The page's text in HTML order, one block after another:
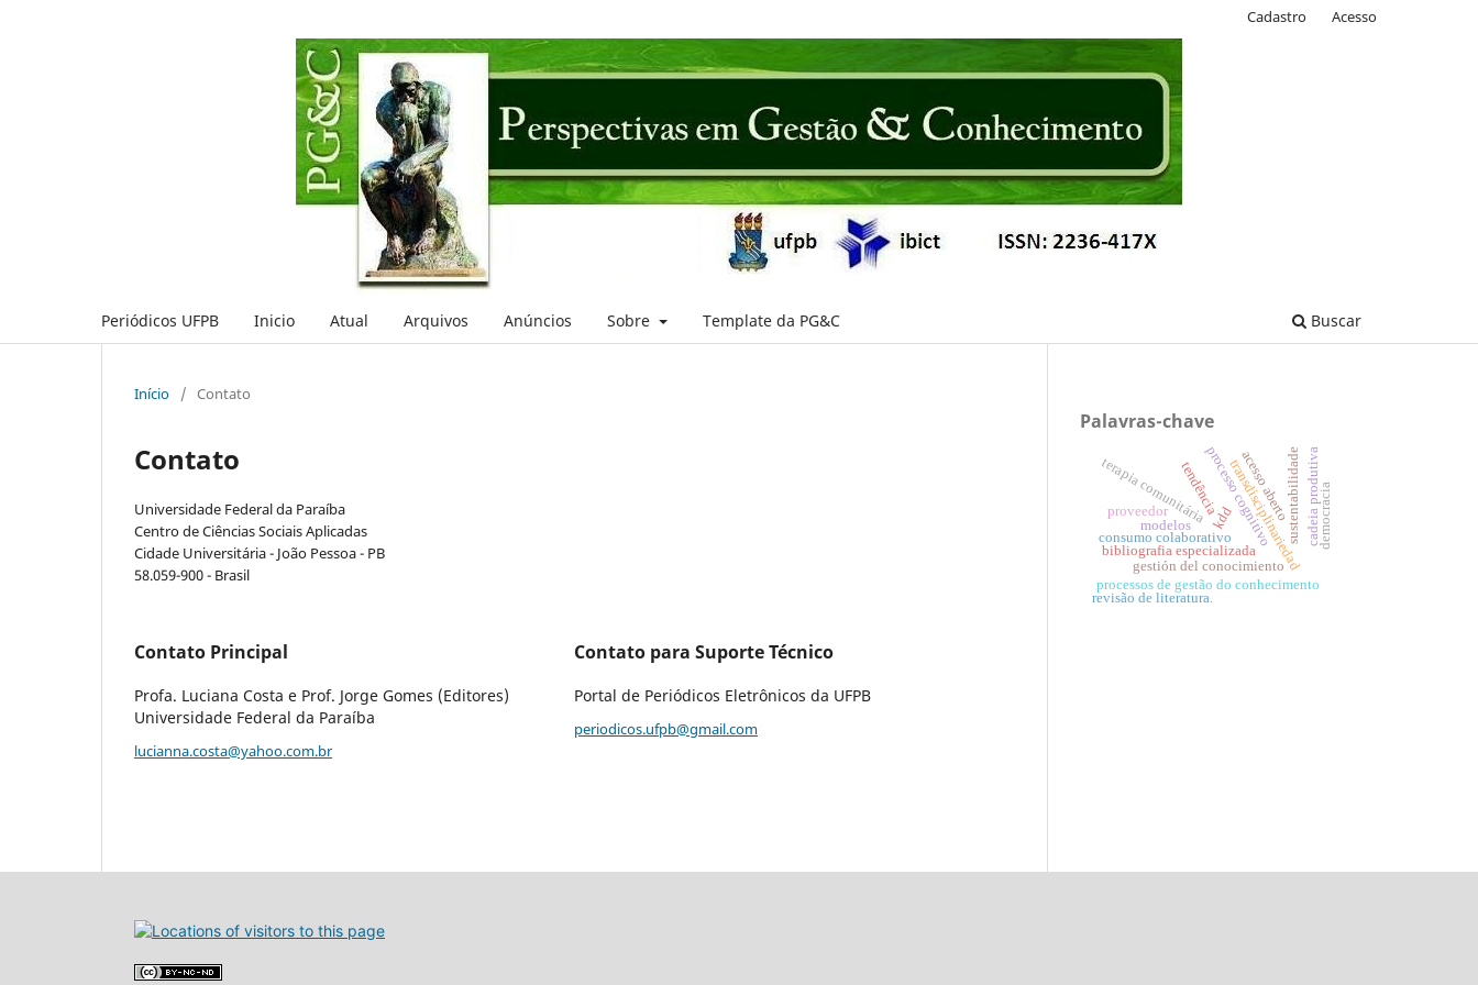
Periódicos UFPB Inicio Atual Arquivos Anúncios Sobre Template da PG&C Buscar
Cadastro Acesso
Início / Contato
Contato
Universidade Federal da Paraíba
Centro de Ciências Sociais Aplicadas
Cidade Universitária - João Pessoa - PB
58.059-900 - Brasil
Contato Principal
Profa. Luciana Costa e Prof. Jorge Gomes (Editores)
Universidade Federal da Paraíba
lucianna.costa@yahoo.com.br
Contato para Suporte Técnico
Portal de Periódicos Eletrônicos da UFPB
periodicos.ufpb@gmail.com
Palavras-chave
processo cognitivo
consumo colaborativo
bibliografia especializadatransdisciplinariedad
kdd
gestión del conocimiento
terapia comunitária sustentabilidadecadeia produtiva
tendência democracia
processos de gestão do conhecimento
revisão de literatura.
acesso aberto
modelos
proveedor